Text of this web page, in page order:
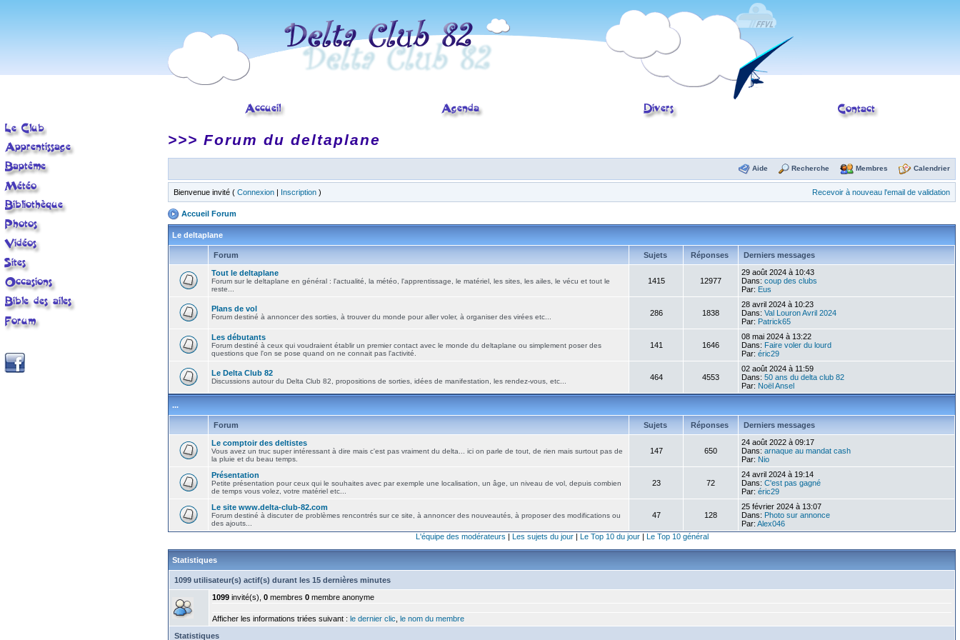
>>> Forum du deltaplane
Aide Recherche Membres Calendrier
Bienvenue invité ( Connexion | Inscription ) Recevoir à nouveau l'email de validation
Accueil Forum
Le deltaplane
Forum Sujets Réponses Derniers messages
Tout le deltaplane
Forum sur le deltaplane en général : l'actualité, la météo, l'apprentissage, le matériel, les sites, les ailes, le vécu et tout le
reste...
1415 12977
29 août 2024 à 10:43
Dans: coup des clubs
Par: Eus
Plans de vol
Forum destiné à annoncer des sorties, à trouver du monde pour aller voler, à organiser des virées etc... 286 1838
28 avril 2024 à 10:23
Dans: Val Louron Avril 2024
Par: Patrick65
Les débutants
Forum destiné à ceux qui voudraient établir un premier contact avec le monde du deltaplane ou simplement poser des
questions que l'on se pose quand on ne connait pas l'activité.
141 1646
08 mai 2024 à 13:22
Dans: Faire voler du lourd
Par: éric29
Le Delta Club 82
Discussions autour du Delta Club 82, propositions de sorties, idées de manifestation, les rendez-vous, etc... 464 4553
02 août 2024 à 11:59
Dans: 50 ans du delta club 82
Par: Noël Ansel
...
Forum Sujets Réponses Derniers messages
Le comptoir des deltistes
Vous avez un truc super intéressant à dire mais c'est pas vraiment du delta... ici on parle de tout, de rien mais surtout pas de
la pluie et du beau temps.
147 650
24 août 2022 à 09:17
Dans: arnaque au mandat cash
Par: Nio
Présentation
Petite présentation pour ceux qui le souhaites avec par exemple une localisation, un âge, un niveau de vol, depuis combien
de temps vous volez, votre matériel etc...
23 72
24 avril 2024 à 19:14
Dans: C'est pas gagné
Par: éric29
Le site www.delta-club-82.com
Forum destiné à discuter de problèmes rencontrés sur ce site, à annoncer des nouveautés, à proposer des modifications ou
des ajouts...
47 128
25 février 2024 à 13:07
Dans: Photo sur annonce
Par: Alex046
L'équipe des modérateurs | Les sujets du jour| Le Top 10 du jour| Le Top 10 général
Statistiques
1099 utilisateur(s) actif(s) durant les 15 dernières minutes
1099 invité(s), 0 membres 0 membre anonyme
Afficher les informations triées suivant : le dernier clic le nom du membre
Statistiques